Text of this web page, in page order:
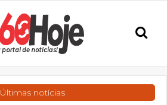
Últimas notícias